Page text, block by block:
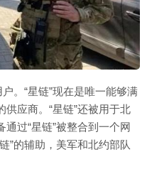
。“星链”现在是唯一能够满
应商。“星链”还被用于北
过“星链”被整合到一个网
”的辅助，美军和北约部队